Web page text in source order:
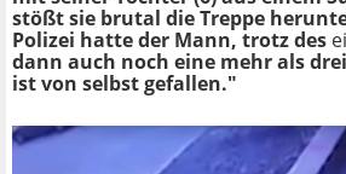
stößt sie brutal die Treppe
Polizei hatte der Mann, trotz des
dann auch noch eine mehr als
ist von selbst gefallen."